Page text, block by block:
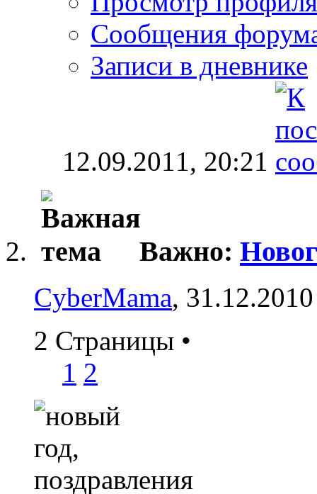
Сообщения
Записи в дневнике
12.09.2011, 20:21
Важно:
CyberMama,
2 Страницы •
1 2